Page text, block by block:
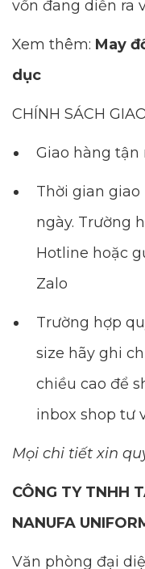
vốn đang diễn ra
Xem thêm: May
dục
CHÍNH SÁCH
Giao hàng tận
Thời gian
ngày. Trường
Hotline hoặc
Zalo
Trường hợp
size hãy ghi
chiều cao để
inbox shop tư
Mọi chi tiết xin
CÔNG TY TNHH
NANUFA
Văn phòng đại